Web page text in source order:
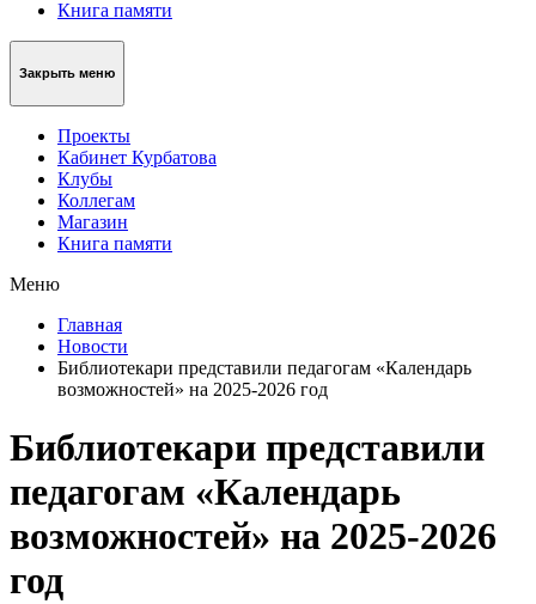
Книга памяти
Закрыть меню
Проекты
Кабинет Курбатова
Клубы
Коллегам
Магазин
Книга памяти
Меню
Главная
Новости
Библиотекари представили педагогам «Календарь
возможностей» на 2025-2026 год
Библиотекари представили
педагогам «Календарь
возможностей» на 2025-2026
год